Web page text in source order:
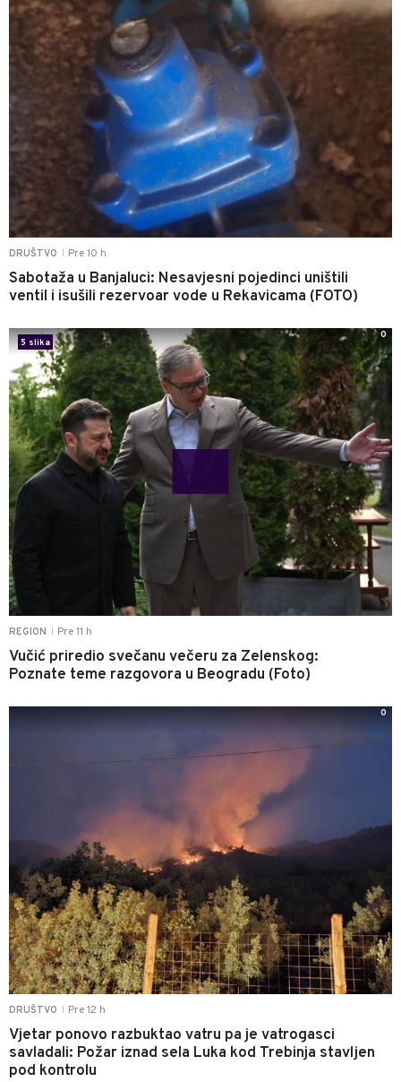
DRUŠTVO Pre 10 h
Sabotaža u Banjaluci: Nesavjesni pojedinci uništili
ventil i isušili rezervoar vode u Rekavicama (FOTO)
REGION Pre 11 h
Vučić priredio svečanu večeru za Zelenskog:
Poznate teme razgovora u Beogradu (Foto)
5 slika
0
DRUŠTVO Pre 12 h
Vjetar ponovo razbuktao vatru pa je vatrogasci
savladali: Požar iznad sela Luka kod Trebinja stavljen
pod kontrolu
0